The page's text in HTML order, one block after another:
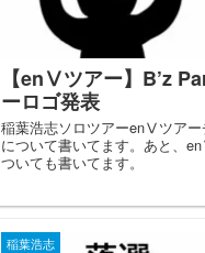
【enⅤツアー】B’z
ーロゴ発表
稲葉浩志ソロツアーenⅤツア
について書いてます。あと、
ついても書いてます。
稲葉浩志